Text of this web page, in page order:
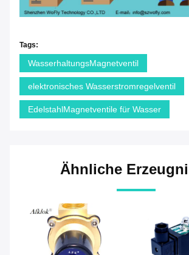
Tags:
WasserhaltungsMagnetventil
elektronisches Wasserstromregelventil
EdelstahlMagnetventile für Wasser
Ähnliche